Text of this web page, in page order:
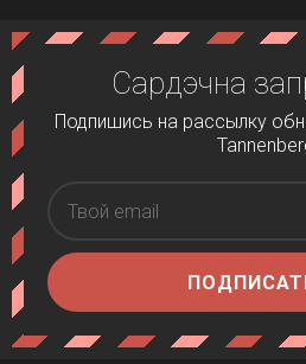
Сардэчна
Подпишись на рассылку